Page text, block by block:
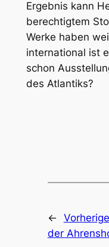
Ergebnis kann
berechtigtem
Werke haben
international ist
schon
des Atlantiks?
←
der